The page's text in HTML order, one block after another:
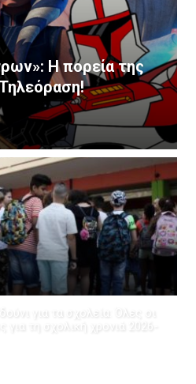
Η πορεία της
για τα σχολεία: Όλες οι
για τη σχολική χρονιά 2026-